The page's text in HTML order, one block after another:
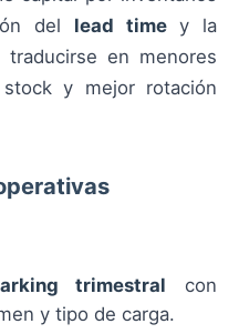
del lead timey la
traducirse en menores
y mejor rotación
trimestral con
y tipo de carga.